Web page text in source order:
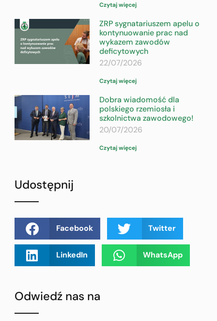
Czytaj więcej
ZRP sygnatariuszem apelu o
kontynuowanie prac nad
wykazem zawodów
deficytowych
22/07/2026
Czytaj więcej
Dobra wiadomość dla
polskiego rzemiosła i
szkolnictwa zawodowego!
20/07/2026
Czytaj więcej
Udostępnij
Facebook Twitter
LinkedIn WhatsApp
Odwiedź nas na